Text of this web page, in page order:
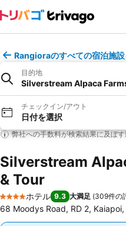
Rangioraのすべての宿泊施
目的地
Silverstream Alpaca
チェックイン/アウト
日付を選択
弊社への手数料が検索結果に及ぼ
Silverstream
& Tour
4 ホテルのランク
ホテル 9.3 大満足 (309件の
68 Moodys Road, RD 2,